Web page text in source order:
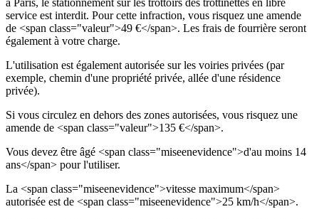
à Paris, le stationnement sur les trottoirs des trottinettes en libre
service est interdit. Pour cette infraction, vous risquez une amende
de <span class="valeur">49 €</span>. Les frais de fourrière seront
également à votre charge.
L'utilisation est également autorisée sur les voiries privées (par
exemple, chemin d'une propriété privée, allée d'une résidence
privée).
Si vous circulez en dehors des zones autorisées, vous risquez une
amende de <span class="valeur">135 €</span>.
Vous devez être âgé <span class="miseenevidence">d'au moins 14
ans</span> pour l'utiliser.
La <span class="miseenevidence">vitesse maximum</span>
autorisée est de <span class="miseenevidence">25 km/h</span>.